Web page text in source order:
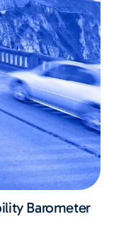
Barometer